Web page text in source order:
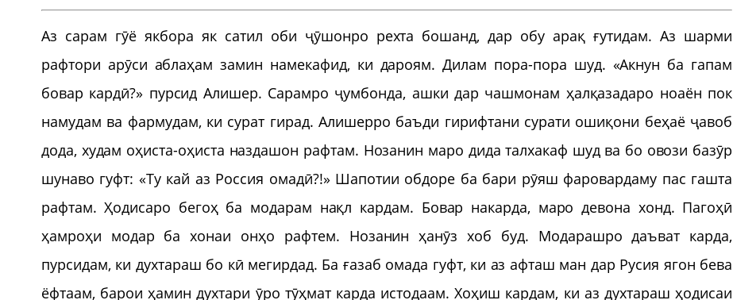
Аз сарам гӯё якбора як сатил оби ҷӯшонро рехта бошанд, дар обу арақ ғутидам. Аз шарми
рафтори арӯси аблаҳам замин намекафид, ки дароям. Дилам пора-пора шуд. «Акнун ба гапам
бовар кардӣ?» пурсид Алишер. Сарамро ҷумбонда, ашки дар чашмонам ҳалқазадаро ноаён пок
намудам ва фармудам, ки сурат гирад. Алишерро баъди гирифтани сурати ошиқони беҳаё ҷавоб
дода, худам оҳиста-оҳиста наздашон рафтам. Нозанин маро дида талхакаф шуд ва бо овози базӯр
шунаво гуфт: «Ту кай аз Россия омадӣ?!» Шапотии обдоре ба бари рӯяш фаровардаму пас гашта
рафтам. Ҳодисаро бегоҳ ба модарам нақл кардам. Бовар накарда, маро девона хонд. Пагоҳӣ
ҳамроҳи модар ба хонаи онҳо рафтем. Нозанин ҳанӯз хоб буд. Модарашро даъват карда,
пурсидам, ки духтараш бо кӣ мегирдад. Ба ғазаб омада гуфт, ки аз афташ ман дар Русия ягон бева
ёфтаам, барои ҳамин духтари ӯро тӯҳмат карда истодаам. Хоҳиш кардам, ки аз духтараш ҳодисаи